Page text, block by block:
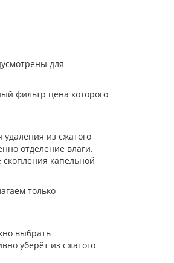
для
фильтр цена которого
из сжатого
отделение влаги.
капельной
только
выбрать
уберёт из сжатого